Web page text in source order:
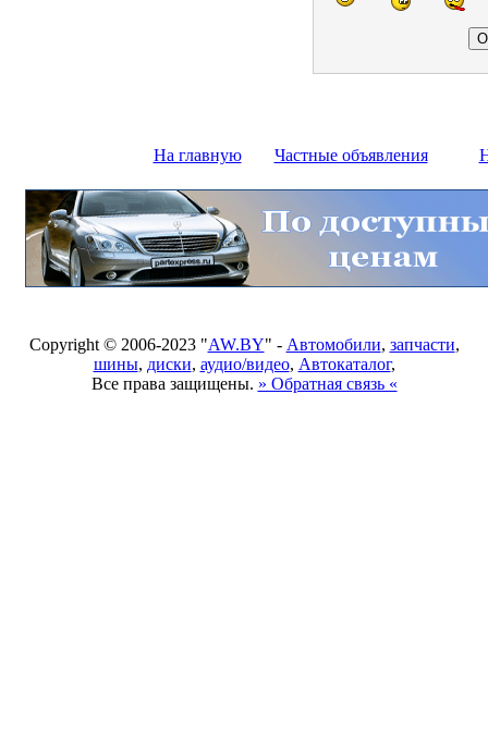
На главную Частные объявления
Copyright © 2006-2023 "AW.BY" - Автомобили, запчасти,
шины, диски, аудио/видео, Автокаталог,
Все права защищены. » Обратная связь «